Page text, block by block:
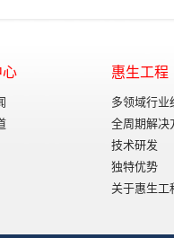
惠生工程
多领域行业
全周期解决
技术研发
独特优势
关于惠生工